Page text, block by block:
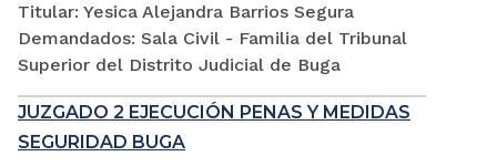
Titular: Yesica Alejandra Barrios Segura
Demandados: Sala Civil - Familia del Tribunal
Superior del Distrito Judicial de Buga
JUZGADO 2 EJECUCIÓN PENAS Y MEDIDAS
SEGURIDAD BUGA